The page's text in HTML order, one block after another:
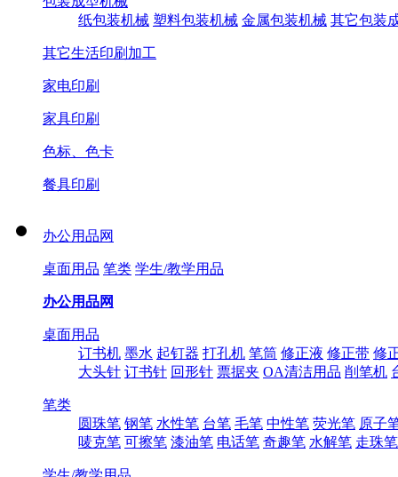
纸包装机械 塑料包装机械 金属包装机械 其它包装
其它生活印刷加工
家电印刷
家具印刷
色标、色卡
餐具印刷
办公用品网
桌面用品 笔类 学生/教学用品
办公用品网
桌面用品
订书机 墨水 起钉器 打孔机 笔筒 修正液 修正带 修
大头针 订书针 回形针 票据夹 OA清洁用品 削笔机
笔类
圆珠笔 钢笔 水性笔 台笔 毛笔 中性笔 荧光笔 原子
唛克笔 可擦笔 漆油笔 电话笔 奇趣笔 水解笔 走珠笔